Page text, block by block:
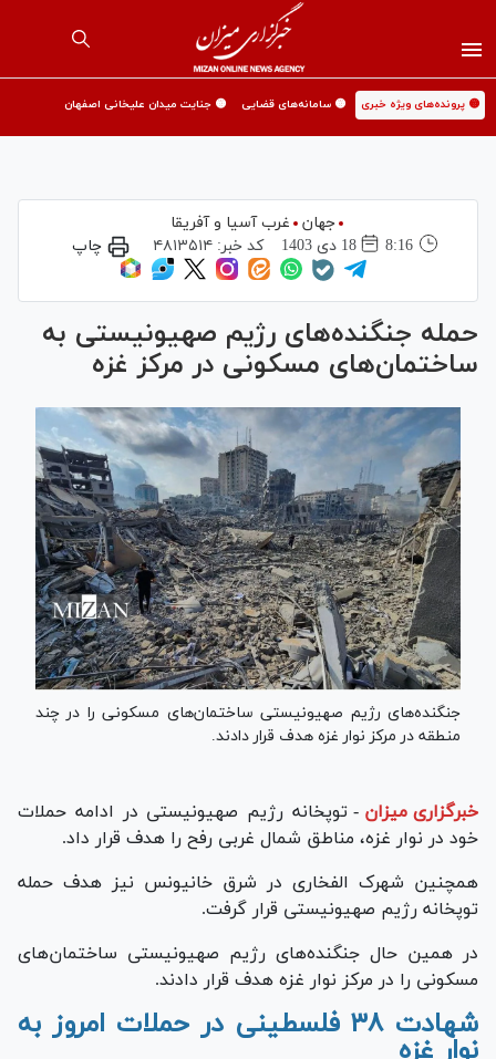
🟡 پرونده‌های ویژه خبری 🟡 سامانه‌های قضایی 🟡 جنایت میدان علیخانی اصفهان
جهان
غرب آسیا و آفریقا
8:16
18 دی 1403 کد خبر: ۴۸۱۳۵۱۴ چاپ
حمله جنگنده‌های رژیم صهیونیستی به
ساختمان‌های مسکونی در مرکز غزه
جنگنده‌های رژیم صهیونیستی ساختمان‌های مسکونی را در چند
منطقه در مرکز نوار غزه هدف قرار دادند.
خبرگزاری میزان - توپخانه رژیم صهیونیستی در ادامه حملات
خود در نوار غزه، مناطق شمال غربی رفح را هدف قرار داد.
همچنین شهرک الفخاری در شرق خان‎یونس نیز هدف حمله
توپخانه رژیم صهیونیستی قرار گرفت.
در همین حال جنگنده‌های رژیم صهیونیستی ساختمان‌های
مسکونی را در مرکز نوار غزه هدف قرار دادند.
شهادت ۳۸ فلسطینی در حملات امروز به
نوار غزه